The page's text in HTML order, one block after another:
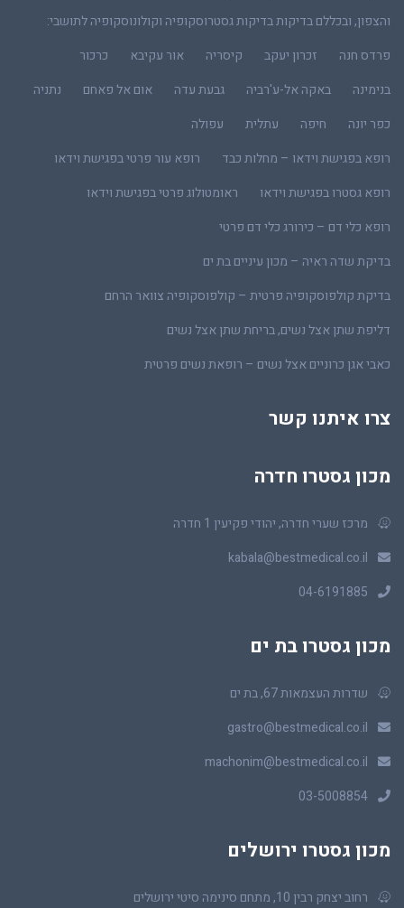
והצפון, ובכללם בדיקות בדיקות גסטרוסקופיה וקולונוסקופיה לתושבי:
פרדס חנה
זכרון יעקב קיסריה אור עקיבא
כרכור
בנימינה
באקה אל-ע'רביה גבעת עדה אום אל פאחם
נתניה
כפר יונה
חיפה עתלית
עפולה
רופא בפגישת וידאו – מחלות כבד
רופא עור פרטי בפגישת וידאו
רופא גסטרו בפגישת וידאו
ראומטולוג פרטי בפגישת וידאו
רופא כלי דם – כירורג כלי דם פרטי
בדיקת שדה ראיה – מכון עיניים בת ים
בדיקת קולפוסקופיה פרטית – קולפוסקופיה צוואר הרחם
דליפת שתן אצל נשים, בריחת שתן אצל נשים
כאבי אגן כרוניים אצל נשים – רופאת נשים פרטית
צרו איתנו קשר
מכון גסטרו חדרה
מרכז שערי חדרה, יהודי פקיעין 1 חדרה
kabala@bestmedical.co.il
04-6191885
מכון גסטרו בת ים
שדרות העצמאות 67, בת ים
gastro@bestmedical.co.il
machonim@bestmedical.co.il
03-5008854
מכון גסטרו ירושלים
רחוב יצחק רבין 10, מתחם סינימה סיטי ירושלים